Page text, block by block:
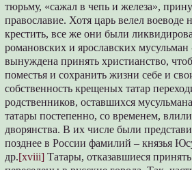
тюрьму, «сажал в чепь и железа»,
православие. Хотя царь велел воеводе
крестить, все же они были
романовских и ярославских
вынуждена принять христианство,
поместья и сохранить жизни себе и
собственность крещеных татар
родственников, оставшихся
татары постепенно, со временем,
дворянства. В их числе были
позднее в России фамилий – князья
др.[xviii] Татары, отказавшиеся